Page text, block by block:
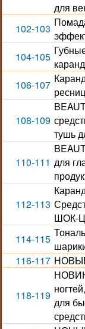
для
102-103
104-105
106-107
108-109
тушь
110-111 для
112-113
ШОК-
114-115
116-117 НОВЫЕ
118-119
для